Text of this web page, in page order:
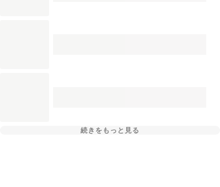
続きをもっと見る